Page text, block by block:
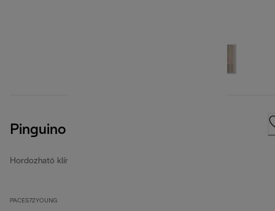
Pinguino Compact
Hordozható klímaberendezések
PACES72YOUNG